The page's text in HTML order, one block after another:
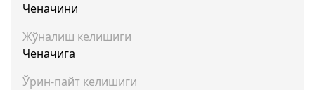
Ченачини
Жўналиш келишиги
Ченачига
Ўрин-пайт келишиги